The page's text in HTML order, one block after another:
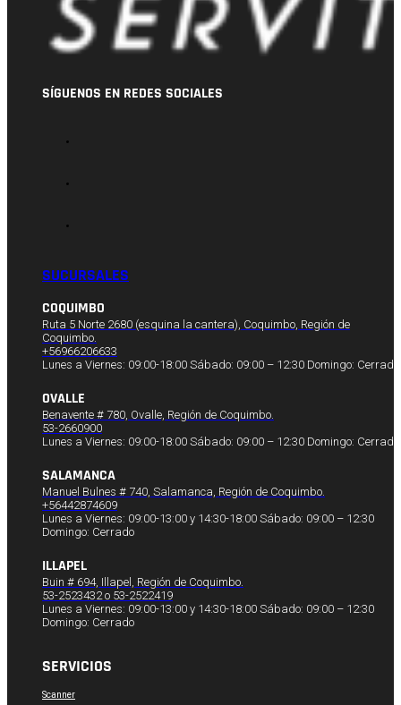
SÍGUENOS EN REDES SOCIALES
SUCURSALES
COQUIMBO
Ruta 5 Norte 2680 (esquina la cantera), Coquimbo, Región de
Coquimbo.
+56966206633
Lunes a Viernes: 09:00-18:00 Sábado: 09:00 – 12:30 Domingo: Cerrado
OVALLE
Benavente # 780, Ovalle, Región de Coquimbo.
53-2660900
Lunes a Viernes: 09:00-18:00 Sábado: 09:00 – 12:30 Domingo: Cerrado
SALAMANCA
Manuel Bulnes # 740, Salamanca, Región de Coquimbo.
+56442874609
Lunes a Viernes: 09:00-13:00 y 14:30-18:00 Sábado: 09:00 – 12:30
Domingo: Cerrado
ILLAPEL
Buin # 694, Illapel, Región de Coquimbo.
53-2523432 o 53-2522419
Lunes a Viernes: 09:00-13:00 y 14:30-18:00 Sábado: 09:00 – 12:30
Domingo: Cerrado
SERVICIOS
Scanner